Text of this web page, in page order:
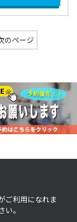
のページ
ご利用になれま
い。